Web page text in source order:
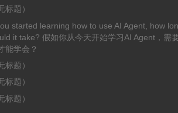
标题）
started learning how to use AI Agent, how
it take? 假如你从今天开始学习AI Agent，需
能学会？
标题）
标题）
标题）